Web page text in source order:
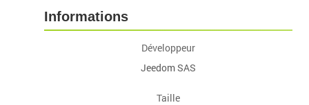
Informations
Développeur
Jeedom SAS
Taille